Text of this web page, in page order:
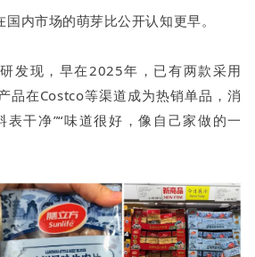
内市场的萌芽比公开认知更早。
发现，早在2025年，已有两款采用
品在Costco等渠道成为热销单品，消
表干净”“味道很好，像自己家做的一